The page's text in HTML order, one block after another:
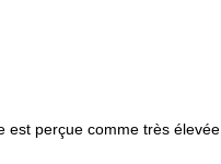
perçue comme très élevée.